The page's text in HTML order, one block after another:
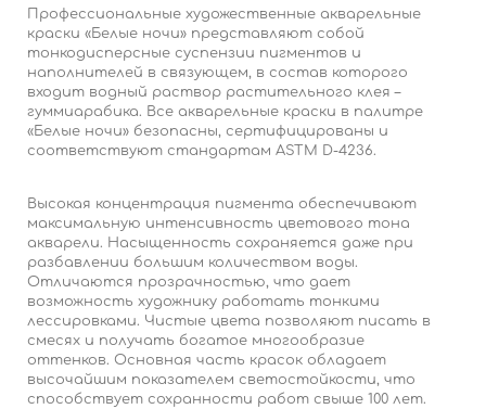
Профессиональные художественные акварельные
краски «Белые ночи» представляют собой
тонкодисперсные суспензии пигментов и
наполнителей в связующем, в состав которого
входит водный раствор растительного клея –
гуммиарабика. Все акварельные краски в палитре
«Белые ночи» безопасны, сертифицированы и
соответствуют стандартам ASTM D-4236.
Высокая концентрация пигмента обеспечивают
максимальную интенсивность цветового тона
акварели. Насыщенность сохраняется даже при
разбавлении большим количеством воды.
Отличаются прозрачностью, что дает
возможность художнику работать тонкими
лессировками. Чистые цвета позволяют писать в
смесях и получать богатое многообразие
оттенков. Основная часть красок обладает
высочайшим показателем светостойкости, что
способствует сохранности работ свыше 100 лет.